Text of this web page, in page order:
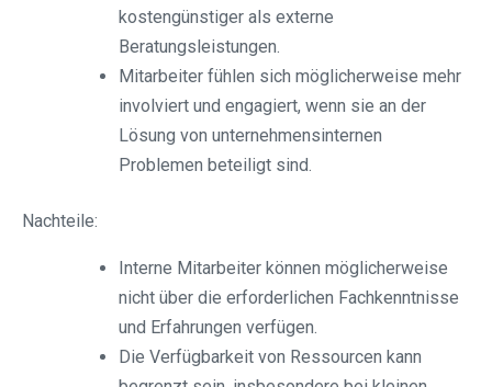
kostengünstiger als externe
Beratungsleistungen.
Mitarbeiter fühlen sich möglicherweise mehr
involviert und engagiert, wenn sie an der
Lösung von unternehmensinternen
Problemen beteiligt sind.
Nachteile:
Interne Mitarbeiter können möglicherweise
nicht über die erforderlichen Fachkenntnisse
und Erfahrungen verfügen.
Die Verfügbarkeit von Ressourcen kann